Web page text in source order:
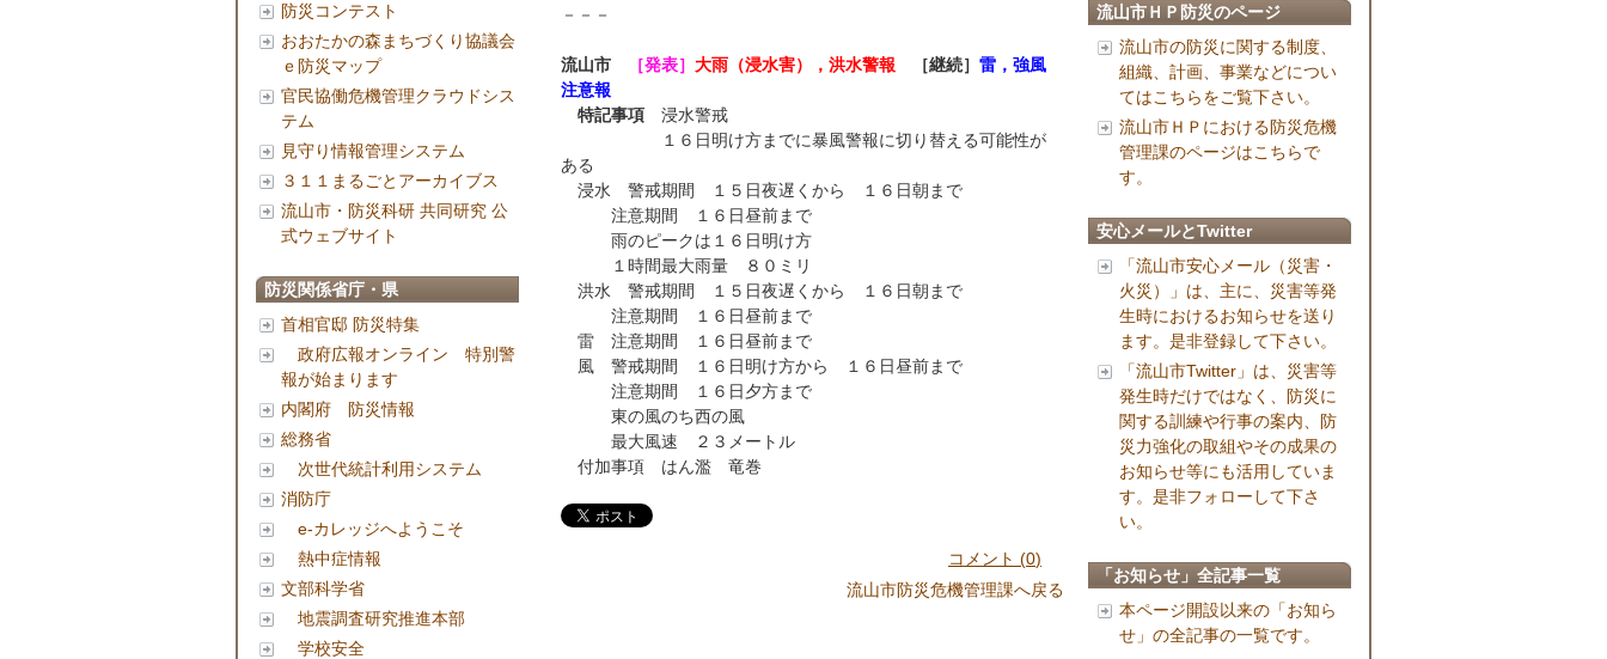
防災コンテスト
おおたかの森まちづくり協議会
ｅ防災マップ
官民協働危機管理クラウドシス
テム
見守り情報管理システム
３１１まるごとアーカイブス
流山市・防災科研 共同研究 公
式ウェブサイト
防災関係省庁・県
首相官邸 防災特集
政府広報オンライン 特別警
報が始まります
内閣府 防災情報
総務省
次世代統計利用システム
消防庁
e-カレッジへようこそ
熱中症情報
文部科学省
地震調査研究推進本部
学校安全
－－－
流山市 ［発表］ 大雨（浸水害），洪水警報 ［継続］ 雷，強風
注意報
特記事項 浸水警戒
１６日明け方までに暴風警報に切り替える可能性が
ある
浸水 警戒期間 １５日夜遅くから １６日朝まで
注意期間 １６日昼前まで
雨のピークは１６日明け方
１時間最大雨量 ８０ミリ
洪水 警戒期間 １５日夜遅くから １６日朝まで
注意期間 １６日昼前まで
雷 注意期間 １６日昼前まで
風 警戒期間 １６日明け方から １６日昼前まで
注意期間 １６日夕方まで
東の風のち西の風
最大風速 ２３メートル
付加事項 はん濫 竜巻
コメント (0)
流山市防災危機管理課へ戻る
流山市ＨＰ防災のページ
流山市の防災に関する制度、
組織、計画、事業などについ
てはこちらをご覧下さい。
流山市ＨＰにおける防災危機
管理課のページはこちらで
す。
安心メールとTwitter
「流山市安心メール（災害・
火災）」は、主に、災害等発
生時におけるお知らせを送り
ます。是非登録して下さい。
「流山市Twitter」は、災害等
発生時だけではなく、防災に
関する訓練や行事の案内、防
災力強化の取組やその成果の
お知らせ等にも活用していま
す。是非フォローして下さ
い。
「お知らせ」全記事一覧
本ページ開設以来の「お知ら
せ」の全記事の一覧です。